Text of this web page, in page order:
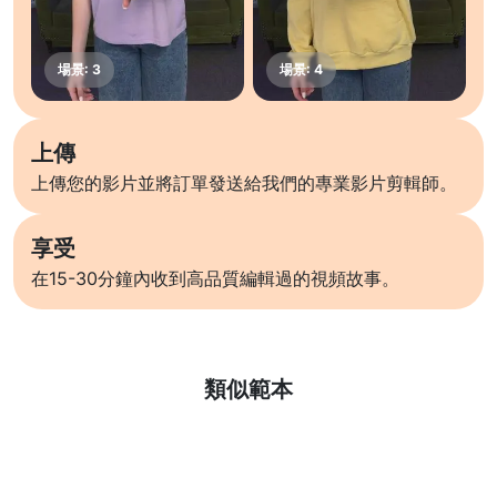
上傳
上傳您的影片並將訂單發送給我們的專業影片剪輯師。
享受
在15-30分鐘內收到高品質編輯過的視頻故事。
類似範本
了解更多